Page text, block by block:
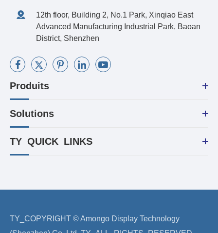
12th floor, Building 2, No.1 Park, Xinqiao East
Advanced Manufacturing Industrial Park, Baoan
District, Shenzhen
Produits
Solutions
TY_QUICK_LINKS
TY_COPYRIGHT ©Amongo Display Technology